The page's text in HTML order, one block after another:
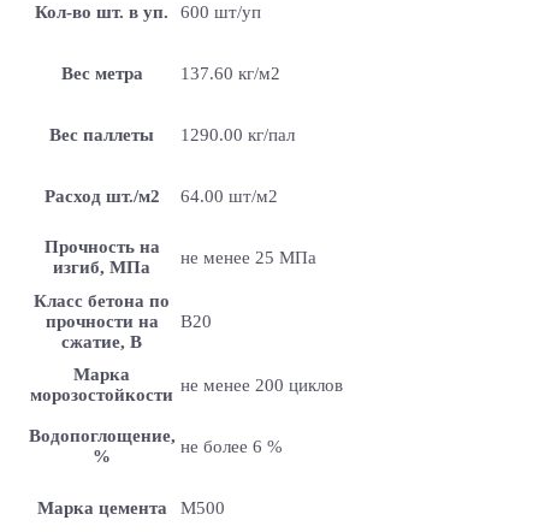
Кол-во шт. в уп. 600 шт/уп
Вес метра 137.60 кг/м2
Вес паллеты 1290.00 кг/пал
Расход шт./м2 64.00 шт/м2
Прочность на
изгиб, МПа
не менее 25 МПа
Класс бетона по
прочности на
сжатие, В
B20
Марка
морозостойкости не менее 200 циклов
Водопоглощение,
%
не более 6 %
Марка цемента M500